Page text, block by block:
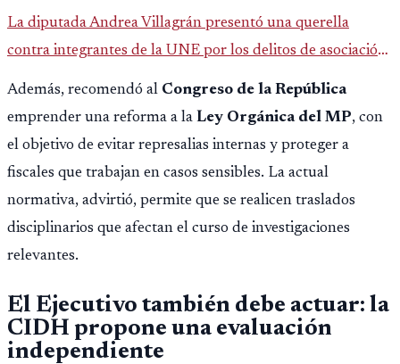
La diputada Andrea Villagrán presentó una querella
contra integrantes de la UNE por los delitos de asociación
ilícita, terrorismo y sedición.
Además, recomendó al Congreso de la República
emprender una reforma a la Ley Orgánica del MP, con
el objetivo de evitar represalias internas y proteger a
fiscales que trabajan en casos sensibles. La actual
normativa, advirtió, permite que se realicen traslados
disciplinarios que afectan el curso de investigaciones
relevantes.
El Ejecutivo también debe actuar: la
CIDH propone una evaluación
independiente